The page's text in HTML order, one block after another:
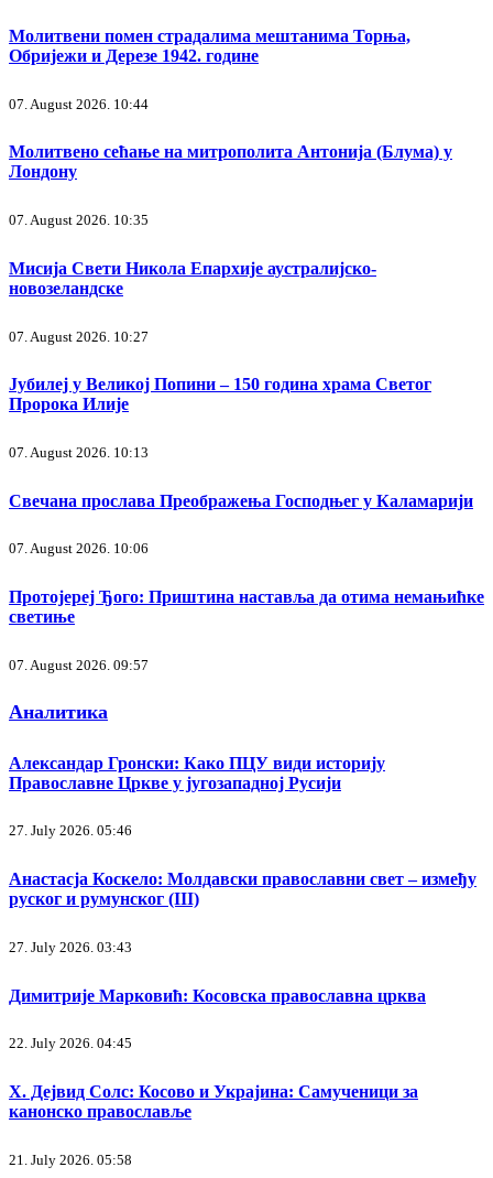
Молитвени помен страдалима мештанима Торња,
Обријежи и Дерезе 1942. године
07. August 2026. 10:44
Молитвено сећање на митрополита Антонија (Блума) у
Лондону
07. August 2026. 10:35
Мисија Свети Никола Епархије аустралијско-
новозеландске
07. August 2026. 10:27
Јубилеј у Великој Попини – 150 година храма Светог
Пророка Илије
07. August 2026. 10:13
Свечана прослава Преображења Господњег у Каламарији
07. August 2026. 10:06
Протојереј Ђого: Приштина наставља да отима немањићке
светиње
07. August 2026. 09:57
Аналитика
Александар Гронски: Како ПЦУ види историју
Православне Цркве у југозападној Русији
27. July 2026. 05:46
Анастасја Коскело: Молдавски православни свет – између
руског и румунског (III)
27. July 2026. 03:43
Димитрије Марковић: Косовска православна црква
22. July 2026. 04:45
Х. Дејвид Солс: Косово и Украјина: Самученици за
канонско православље
21. July 2026. 05:58